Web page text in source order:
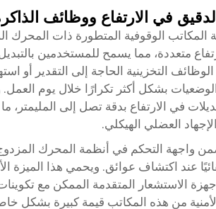
في الارتفاع ووظائف
المكاتب الوقوفية المتطورة ذات المحرك
متعددة، مما يسمح للمستخدمين
التخزينية الحاجة إلى التقدير أو
بشكل أكثر تكرارًا خلال يوم
في الارتفاع بدقة تصل إلى
العضلي الهيكلي.
واجهة التحكم في أنظمة المحرك
عند اكتشاف عوائق. ويحمي هذا الميزة
الاستشعار المتقدمة الممكن مع
من هذه المكاتب قيمة كبيرة